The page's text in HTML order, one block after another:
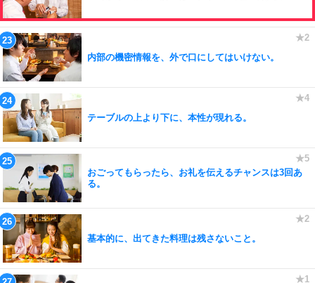
内部の機密情報を、外で口にしてはいけない。
テーブルの上より下に、本性が現れる。
おごってもらったら、お礼を伝えるチャンスは3回あ
る。
基本的に、出てきた料理は残さないこと。